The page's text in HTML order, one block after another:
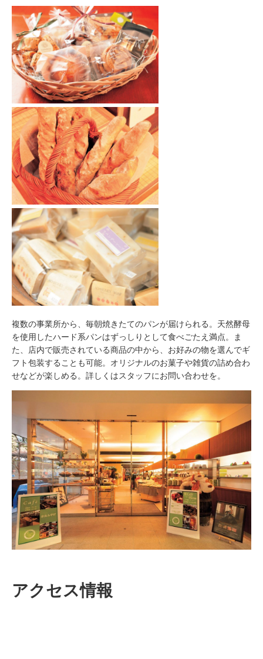
複数の事業所から、毎朝焼きたてのパンが届けられる。天然酵母
を使用したハード系パンはずっしりとして食べごたえ満点。ま
た、店内で販売されている商品の中から、お好みの物を選んでギ
フト包装することも可能。オリジナルのお菓子や雑貨の詰め合わ
せなどが楽しめる。詳しくはスタッフにお問い合わせを。
アクセス情報